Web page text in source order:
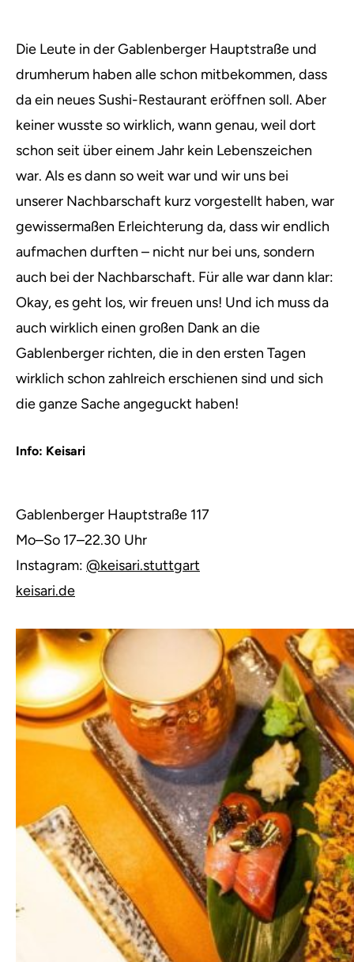
Die Leute in der Gablenberger Hauptstraße und
drumherum haben alle schon mitbekommen, dass
da ein neues Sushi-Restaurant eröffnen soll. Aber
keiner wusste so wirklich, wann genau, weil dort
schon seit über einem Jahr kein Lebenszeichen
war. Als es dann so weit war und wir uns bei
unserer Nachbarschaft kurz vorgestellt haben, war
gewissermaßen Erleichterung da, dass wir endlich
aufmachen durften – nicht nur bei uns, sondern
auch bei der Nachbarschaft. Für alle war dann klar:
Okay, es geht los, wir freuen uns! Und ich muss da
auch wirklich einen großen Dank an die
Gablenberger richten, die in den ersten Tagen
wirklich schon zahlreich erschienen sind und sich
die ganze Sache angeguckt haben!
Info: Keisari
Gablenberger Hauptstraße 117
Mo–So 17–22.30 Uhr
Instagram: @keisari.stuttgart
keisari.de